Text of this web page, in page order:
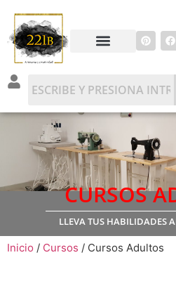
CURSOS
LLEVA TUS HABILIDADES
Inicio / Cursos / Cursos Adultos